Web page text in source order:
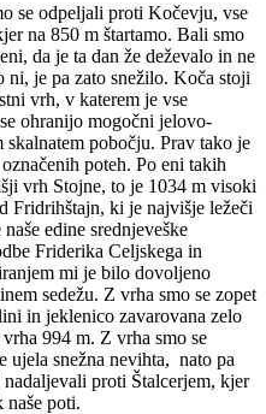
se odpeljali proti Kočevju, vse
na 850 m štartamo. Bali smo
da je ta dan že deževalo in ne
ni, je pa zato snežilo. Koča stoji
vrh, v katerem je vse
ohranijo mogočni jelovo-
pobočju. Prav tako je
poteh. Po eni takih
vrh Stojne, to je 1034 m visoki
Fridrihštajn, ki je najvišje ležeči
edine srednjeveške
Friderika Celjskega in
mi je bilo dovoljeno
sedežu. Z vrha smo se zopet
in jeklenico zavarovana zelo
994 m. Z vrha smo se
ujela snežna nevihta, nato pa
proti Štalcerjem, kjer
poti.